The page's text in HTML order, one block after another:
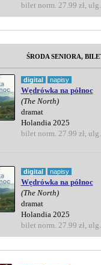
bilet norm. 27.99 zł,
ŚRODA SENIORA,
digital napisy
Wędrówka na północ
(The North)
dramat
Holandia 2025
bilet norm. 27.99 zł,
digital napisy
Wędrówka na północ
(The North)
dramat
Holandia 2025
bilet norm. 27.99 zł,